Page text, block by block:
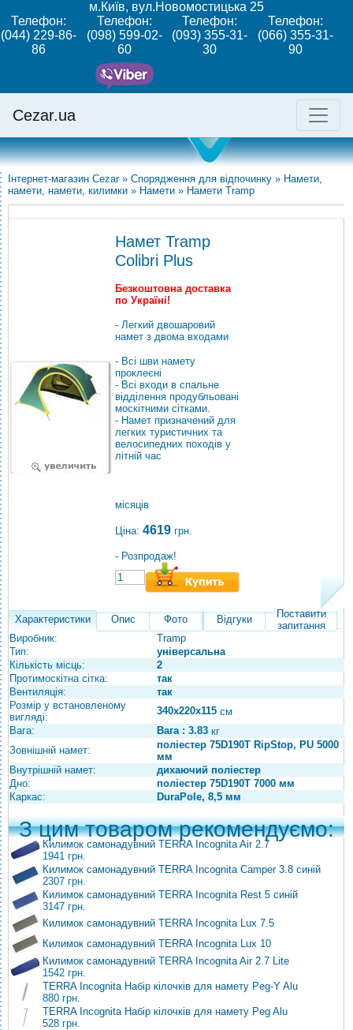
м.Київ, вул.Новомостицька 25
Телефон:
(044) 229-86-
86
Телефон:
(098) 599-02-
60
Телефон:
(093) 355-31-
30
Телефон:
(066) 355-31-
90
Cezar.ua
Інтернет-магазин Cezar » Спорядження для відпочинку » Намети,
намети, намети, килимки » Намети » Намети Tramp
Намет Tramp
Colibri Plus
Безкоштовна доставка
по Україні!
- Легкий двошаровий
намет з двома входами
- Всі шви намету
проклеєні
- Всі входи в спальне
відділення продубльовані
москітними сітками.
- Намет призначений для
легких туристичних та
велосипедних походів у
літній час
місяців
Ціна: 4619 грн.
- Розпродаж!
Характеристики Опис Фото Відгуки
Поставити
запитання
Виробник:
Tramp
Тип:
універсальна
Кількість місць:
2
Протимоскітна сітка:
так
Вентиляція:
так
Розмір у встановленому
вигляді:
340х220х115 см
Вага:
Вага : 3.83 кг
Зовнішній намет:
поліестер 75D190T RipStop, PU 5000
мм
Внутрішній намет:
дихаючий поліестер
Дно:
поліестер 75D190T 7000 мм
Каркас:
DuraPole, 8,5 мм
З цим товаром рекомендуємо:
Килимок самонадувний TERRA Incognita Air 2.7
1941 грн.
Килимок самонадувний TERRA Incognita Camper 3.8 синій
2307 грн.
Килимок самонадувний TERRA Incognita Rest 5 синій
3147 грн.
Килимок самонадувний TERRA Incognita Lux 7.5
Килимок самонадувний TERRA Incognita Lux 10
Килимок самонадувний TERRA Incognita Air 2.7 Lite
1542 грн.
TERRA Incognita Набір кілочків для намету Peg-Y Alu
880 грн.
TERRA Incognita Набір кілочків для намету Peg Alu
528 грн.